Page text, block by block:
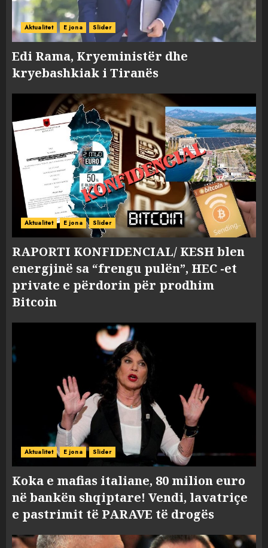
Aktualitet E jona Slider
Edi Rama, Kryeministër dhe
kryebashkiak i Tiranës
Aktualitet E jona Slider
RAPORTI KONFIDENCIAL/ KESH blen
energjinë sa “frengu pulën”, HEC -et
private e përdorin për prodhim
Bitcoin
Aktualitet E jona Slider
Koka e mafias italiane, 80 milion euro
në bankën shqiptare! Vendi, lavatriçe
e pastrimit të PARAVE të drogës